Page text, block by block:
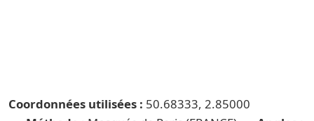
Coordonnées utilisées : 50.68333, 2.85000